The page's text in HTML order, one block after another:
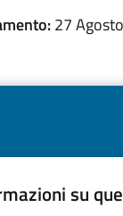
27
su